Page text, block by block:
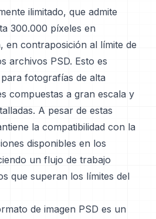
ilimitado, que admite
300.000 píxeles en
en contraposición al límite de
archivos PSD. Esto es
fotografías de alta
compuestas a gran escala y
A pesar de estas
la compatibilidad con la
disponibles en los
un flujo de trabajo
que superan los límites del
de imagen PSD es un